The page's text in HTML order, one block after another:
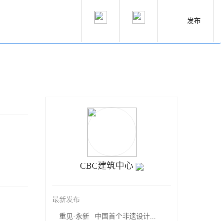
发布
CBC建筑中心
最新发布
重见·永新 | 中国首个非遗设计...